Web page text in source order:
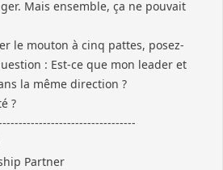
Mais ensemble, ça ne pouvait
le mouton à cinq pattes, posez-
: Est-ce que mon leader et
la même direction ?
?
Partner